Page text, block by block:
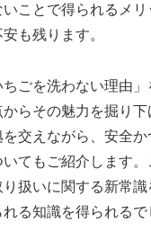
ことで得られるメ
も残ります。
ごを洗わない理由
らその魅力を掘り下
交えながら、安全
てもご紹介します。
扱いに関する新常識
る知識を得られるで